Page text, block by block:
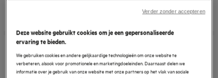
Deze website gebruikt cookies om je een gepersonaliseerde
ervaring te bieden.
We gebruiken cookies en andere gelijkaardige technologieën om onze website te
verbeteren, alsook voor promotionele en marketingdoeleinden. Daarnaast delen we
informatie over je gebruik van onze website met onze partners op het vlak van sociale
Verder zonder accepteren